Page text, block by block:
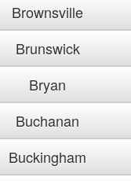
Brownsville
Brunswick
Bryan
Buchanan
Buckingham